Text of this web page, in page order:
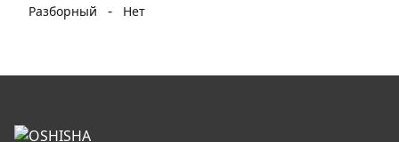
Разборный
- Нет